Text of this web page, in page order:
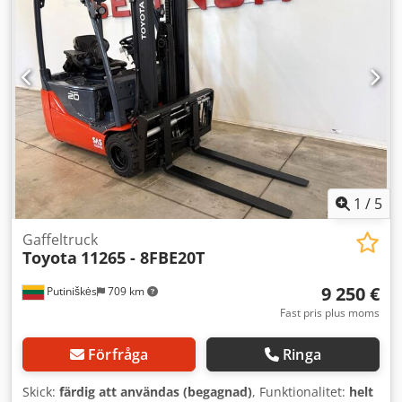
gaffeltruck Lastcentrum: 500 mm Gaffelbredd: 100 mm
Gaffeltjocklek: 35 mm Crodpfxow N Tp Nj Aguef ISO-klass:
ISO-klass 2 = 1 000–2 500 kg Masttyp: Triplex
Hastighetsklass: 15 Skick: Ny maskin Tekniskt skick: Ny
Framdäck typ: Superelastisk Framdäck storlek: 18x7-8
Framdäck skick: Nya Bakdäck typ: Superelastisk Bakdäck
storlek: 15x4-5-8 Bakdäck skick: Nya Batteri Volt: 48V
Batterikapacitet: 625Ah Batteritillverkare: Midac Batterityp:
PzS Batteri tillverkningsår: 2024 Batteriskick: Nytt Sidoskift,
3:e ventil, 4:e ventil, arbetsstrålkastare bak,
arbetsstrålkastare fram, full frilyft, CE-certifikat,
innerbackspegel, varningsljus,
1 / 5
Putiniškės 709 km
Gaffeltruck
Toyota 11265 - 8FBE20T
9 250 €
Fast pris plus moms
Förfråga Ringa
Skick: färdig att användas (begagnad), Funktionalitet: helt